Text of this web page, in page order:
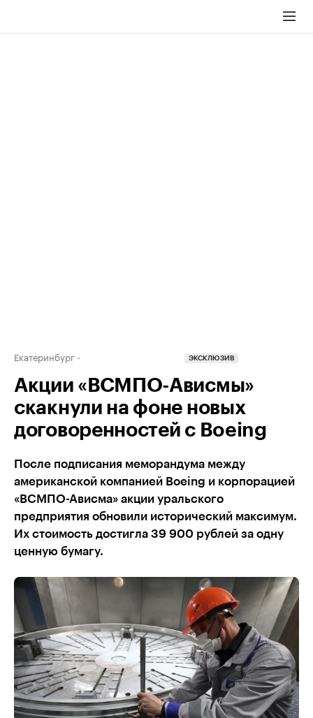
Екатеринбург ЭКСКЛЮЗИВ
Акции «ВСМПО-Ависмы»
скакнули на фоне новых
договоренностей с Boeing
После подписания меморандума между
американской компанией Boeing и корпорацией
«ВСМПО-Ависма» акции уральского
предприятия обновили исторический максимум.
Их стоимость достигла 39 900 рублей за одну
ценную бумагу.